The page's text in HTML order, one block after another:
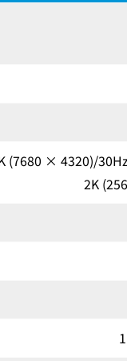
(7680 × 4320)/
2K